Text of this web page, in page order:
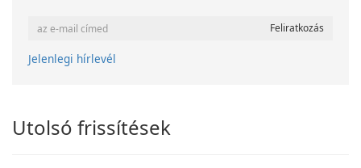
Jelenlegi hírlevél
Utolsó frissítések